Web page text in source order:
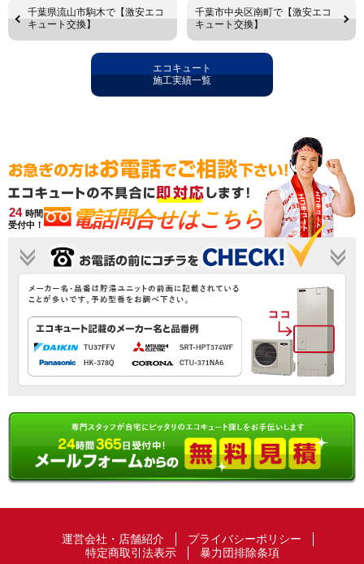
千葉県流山市駒木で【激安エコ
キュート交換】
千葉市中央区南町で【激安エコ
キュート交換】
エコキュート
施工実績一覧
24 時間
受付中！
電話問合せはこちら
運営会社・店舗紹介
プライバシーポリシー
特定商取引法表示
暴力団排除条項